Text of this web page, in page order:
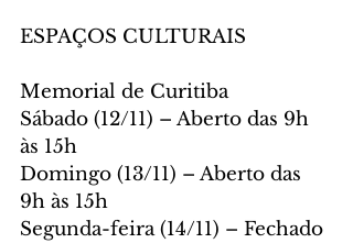
ESPAÇOS CULTURAIS
Memorial de Curitiba
Sábado (12/11) – Aberto das 9h
às 15h
Domingo (13/11) – Aberto das
9h às 15h
Segunda-feira (14/11) – Fechado